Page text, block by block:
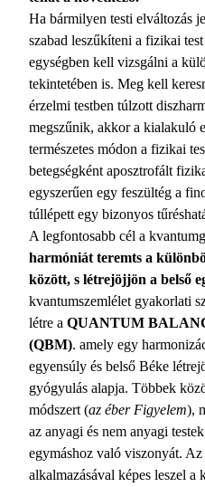
Ha bármilyen testi elváltozás
szabad leszűkíteni a fizikai
egységben kell vizsgálni a
tekintetében is. Meg kell
érzelmi testben túlzott
megszűnik, akkor a kialakuló
természetes módon a fizikai
betegségként aposztrofált
egyszerűen egy feszültég a
túllépett egy bizonyos
A legfontosabb cél a
harmóniát teremts a
között, s létrejöjjön a belső
kvantumszemlélet gyakorlati
létre a QUANTUM
(QBM). amely egy
egyensúly és belső Béke
gyógyulás alapja. Többek
módszert (az éber Figyelem),
az anyagi és nem anyagi
egymáshoz való viszonyát. Az
alkalmazásával képes leszel a